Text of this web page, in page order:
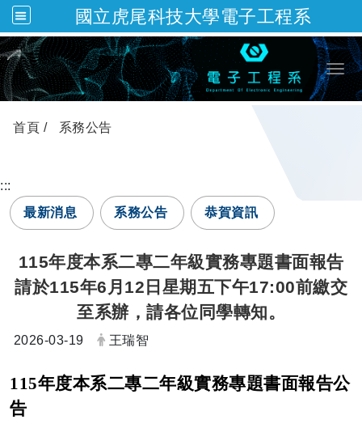
國立虎尾科技大學電子工程系
跳到主要內容
首頁 系務公告
:::
最新消息
系務公告 恭賀資訊
115年度本系二專二年級實務專題書面報告
請於115年6月12日星期五下午17:00前繳交
至系辦，請各位同學轉知。
日期：
2026-03-19 發布者：
王瑞智
115年度本系二專二年級實務專題書面報告公
告